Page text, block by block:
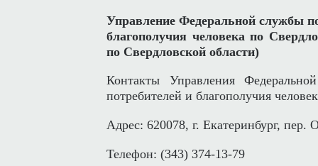
Управление Федеральной службы
благополучия человека по
по Свердловской области)
Контакты Управления
потребителей и благополучия
Адрес: 620078, г. Екатеринбург, пер.
Телефон: (343) 374-13-79